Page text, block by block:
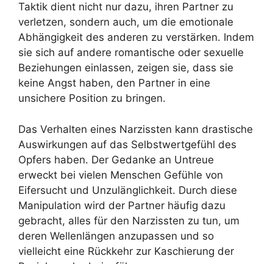
Taktik dient nicht nur dazu, ihren Partner zu
verletzen, sondern auch, um die emotionale
Abhängigkeit des anderen zu verstärken. Indem
sie sich auf andere romantische oder sexuelle
Beziehungen einlassen, zeigen sie, dass sie
keine Angst haben, den Partner in eine
unsichere Position zu bringen.
Das Verhalten eines Narzissten kann drastische
Auswirkungen auf das Selbstwertgefühl des
Opfers haben. Der Gedanke an Untreue
erweckt bei vielen Menschen Gefühle von
Eifersucht und Unzulänglichkeit. Durch diese
Manipulation wird der Partner häufig dazu
gebracht, alles für den Narzissten zu tun, um
deren Wellenlängen anzupassen und so
vielleicht eine Rückkehr zur Kaschierung der